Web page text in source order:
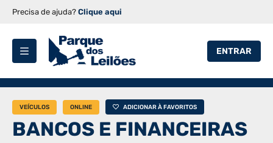
Precisa de ajuda? Clique aqui
ENTRAR
VEÍCULOS ONLINE ADICIONAR À FAVORITOS
BANCOS E FINANCEIRAS